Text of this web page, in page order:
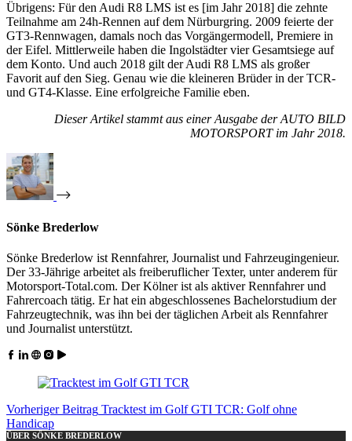
Übrigens: Für den Audi R8 LMS ist es [im Jahr 2018] die zehnte
Teilnahme am 24h-Rennen auf dem Nürburgring. 2009 feierte der
GT3-Rennwagen, damals noch das Vorgängermodell, Premiere in
der Eifel. Mittlerweile haben die Ingolstädter vier Gesamtsiege auf
dem Konto. Und auch 2018 gilt der Audi R8 LMS als großer
Favorit auf den Sieg. Genau wie die kleineren Brüder in der TCR-
und GT4-Klasse. Eine erfolgreiche Familie eben.
Dieser Artikel stammt aus einer Ausgabe der AUTO BILD
MOTORSPORT im Jahr 2018.
Sönke Brederlow
Sönke Brederlow ist Rennfahrer, Journalist und Fahrzeugingenieur.
Der 33-Jährige arbeitet als freiberuflicher Texter, unter anderem für
Motorsport-Total.com. Der Kölner ist als aktiver Rennfahrer und
Fahrercoach tätig. Er hat ein abgeschlossenes Bachelorstudium der
Fahrzeugtechnik, was ihn bei der täglichen Arbeit als Rennfahrer
und Journalist unterstützt.
VorherigerBeitrag Tracktest im Golf GTI TCR: Golf ohne
Handicap
ÜBER SÖNKE BREDERLOW